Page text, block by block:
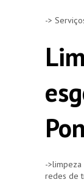
->
-
redes de